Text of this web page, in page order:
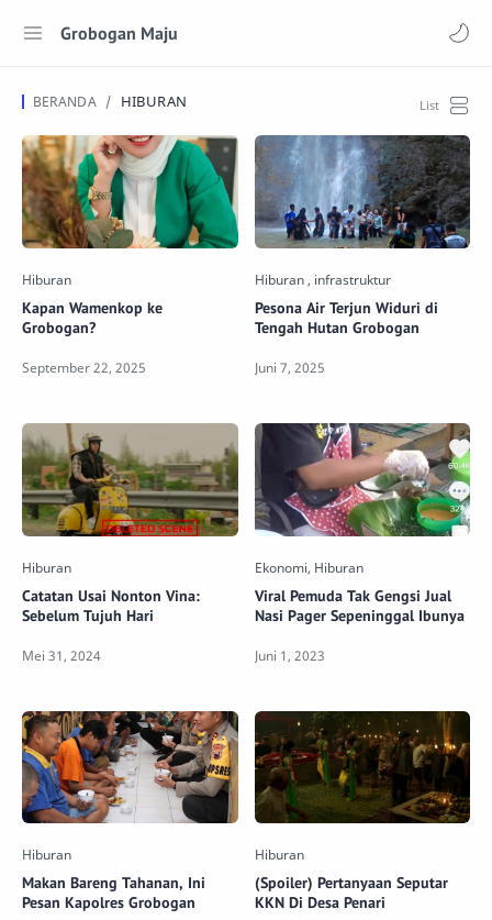
Grobogan Maju
HIBURAN
Kapan Wamenkop ke
Grobogan?
Pesona Air Terjun Widuri di
Tengah Hutan Grobogan
Catatan Usai Nonton Vina:
Sebelum Tujuh Hari
Viral Pemuda Tak Gengsi Jual
Nasi Pager Sepeninggal Ibunya
Makan Bareng Tahanan, Ini
Pesan Kapolres Grobogan
(Spoiler) Pertanyaan Seputar
KKN Di Desa Penari